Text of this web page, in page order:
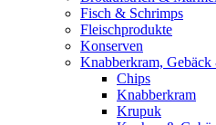
Fisch & Schrimps
Fleischprodukte
Konserven
Knabberkram, Gebäck
Chips
Knabberkram
Krupuk